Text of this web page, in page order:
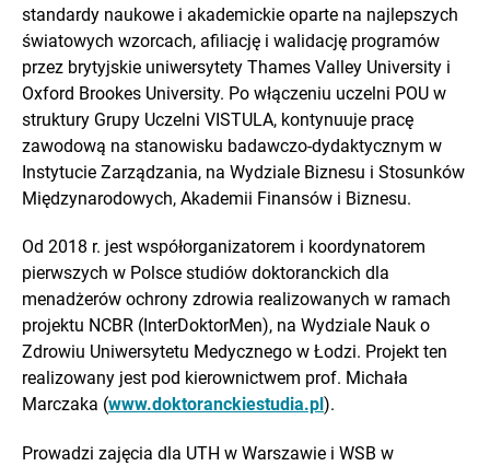
standardy naukowe i akademickie oparte na najlepszych
światowych wzorcach, afiliację i walidację programów
przez brytyjskie uniwersytety Thames Valley University i
Oxford Brookes University. Po włączeniu uczelni POU w
struktury Grupy Uczelni VISTULA, kontynuuje pracę
zawodową na stanowisku badawczo-dydaktycznym w
Instytucie Zarządzania, na Wydziale Biznesu i Stosunków
Międzynarodowych, Akademii Finansów i Biznesu.
Od 2018 r. jest współorganizatorem i koordynatorem
pierwszych w Polsce studiów doktoranckich dla
menadżerów ochrony zdrowia realizowanych w ramach
projektu NCBR (InterDoktorMen), na Wydziale Nauk o
Zdrowiu Uniwersytetu Medycznego w Łodzi. Projekt ten
realizowany jest pod kierownictwem prof. Michała
Marczaka (www.doktoranckiestudia.pl ).
Prowadzi zajęcia dla UTH w Warszawie i WSB w